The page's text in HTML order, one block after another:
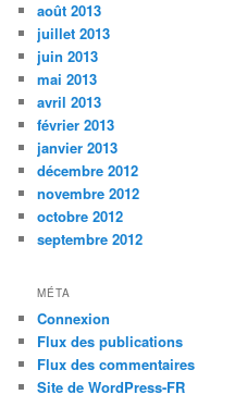
août 2013
juillet 2013
juin 2013
mai 2013
avril 2013
février 2013
janvier 2013
décembre 2012
novembre 2012
octobre 2012
septembre 2012
MÉTA
Connexion
Flux des publications
Flux des commentaires
Site de WordPress-FR